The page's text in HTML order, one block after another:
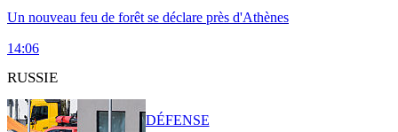
Un nouveau feu de forêt se déclare près d'Athènes
14:06
RUSSIE
DÉFENSE